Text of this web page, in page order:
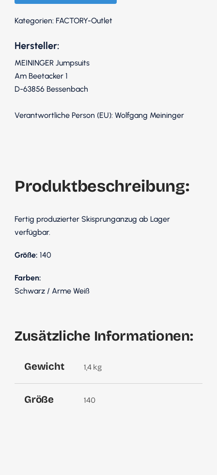
Arme
Weiß
Kategorien: FACTORY-Outlet
Hersteller:
MEININGER Jumpsuits
Am Beetacker 1
D-63856 Bessenbach
Verantwortliche Person (EU): Wolfgang Meininger
Produktbeschreibung:
Fertig produzierter Skisprunganzug ab Lager
verfügbar.
Größe: 140
Farben:
Schwarz / Arme Weiß
Zusätzliche Informationen:
Gewicht 1,4 kg
Größe 140